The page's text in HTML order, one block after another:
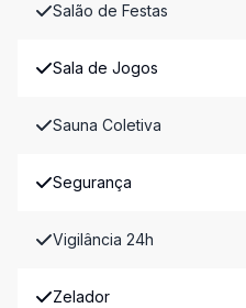
Salão de Festas
Sala de Jogos
Sauna Coletiva
Segurança
Vigilância 24h
Zelador